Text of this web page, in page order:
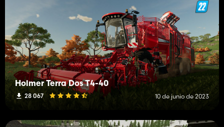
Holmer Terra Dos T4-40
28 067 10 de junio de 2023